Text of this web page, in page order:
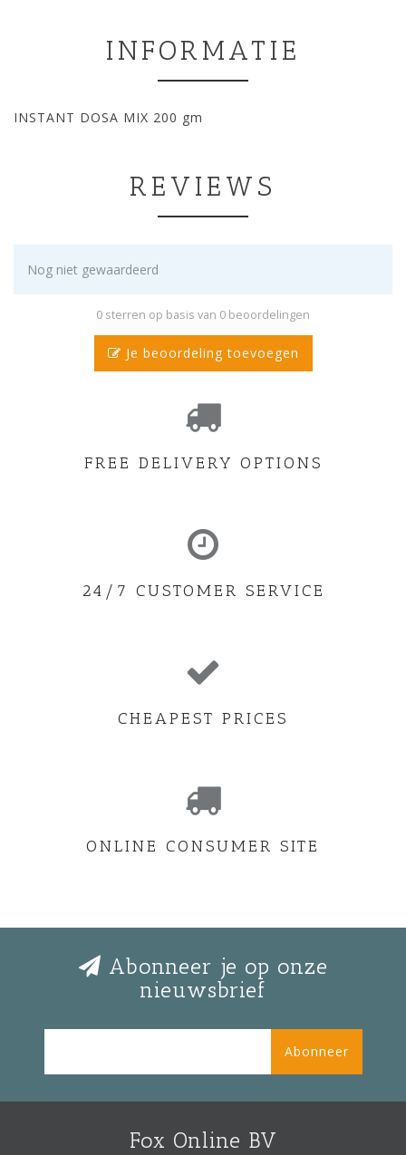
INFORMATIE
INSTANT DOSA MIX 200 gm
REVIEWS
Nog niet gewaardeerd
0 sterren op basis van 0 beoordelingen
Je beoordeling toevoegen
FREE DELIVERY OPTIONS
24/7 CUSTOMER SERVICE
CHEAPEST PRICES
ONLINE CONSUMER SITE
Abonneer je op onze
nieuwsbrief
Abonneer
Fox Online BV